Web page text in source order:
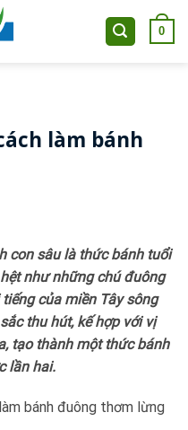
0
làm bánh
con sâu là thức bánh tuổi
như những chú đuông
của miền Tây sông
thu hút, kế hợp với vị
tạo thành một thức bánh
lần hai.